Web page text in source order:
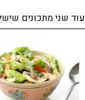
עוד שני מתכונים